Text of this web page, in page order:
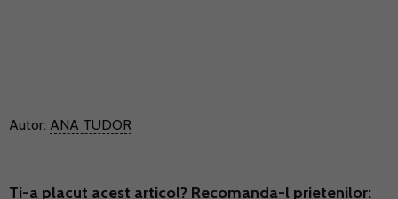
Autor: ANA TUDOR
Ti-a placut acest articol? Recomanda-l prietenilor: